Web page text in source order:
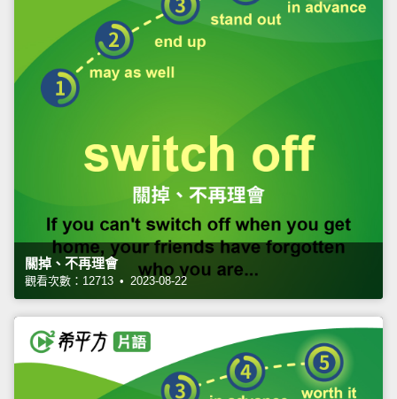
關掉、不再理會
觀看次數：12713 • 2023-08-22